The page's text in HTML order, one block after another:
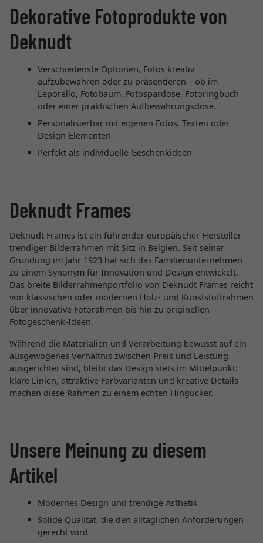
Dekorative Fotoprodukte von
Deknudt
Verschiedenste Optionen, Fotos kreativ
aufzubewahren oder zu präsentieren – ob im
Leporello, Fotobaum, Fotospardose, Fotoringbuch
oder einer praktischen Aufbewahrungsdose.
Personalisierbar mit eigenen Fotos, Texten oder
Design-Elementen
Perfekt als individuelle Geschenkideen
Deknudt Frames
Deknudt Frames ist ein führender europäischer Hersteller
trendiger Bilderrahmen mit Sitz in Belgien. Seit seiner
Gründung im Jahr 1923 hat sich das Familienunternehmen
zu einem Synonym für Innovation und Design entwickelt.
Das breite Bilderrahmenportfolio von Deknudt Frames reicht
von klassischen oder modernen Holz- und Kunststoffrahmen
über innovative Fotorahmen bis hin zu originellen
Fotogeschenk-Ideen.
Während die Materialien und Verarbeitung bewusst auf ein
ausgewogenes Verhältnis zwischen Preis und Leistung
ausgerichtet sind, bleibt das Design stets im Mittelpunkt:
klare Linien, attraktive Farbvarianten und kreative Details
machen diese Rahmen zu einem echten Hingucker.
Unsere Meinung zu diesem
Artikel
Modernes Design und trendige Ästhetik
Solide Qualität, die den alltäglichen Anforderungen
gerecht wird